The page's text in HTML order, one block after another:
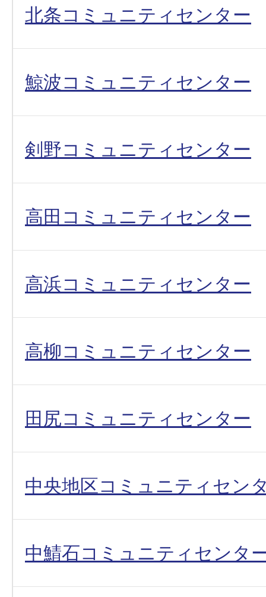
北条コミュニティセンター
鯨波コミュニティセンター
剣野コミュニティセンター
高田コミュニティセンター
高浜コミュニティセンター
高柳コミュニティセンター
田尻コミュニティセンター
中央地区コミュニティセン
中鯖石コミュニティセンタ